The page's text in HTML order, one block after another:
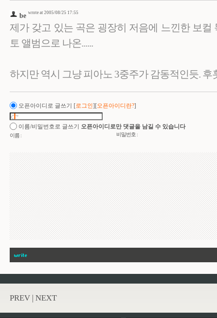
be wrote at 2005/08/25 17:55
제가 갖고 있는 곡은 굉장히 저음에 느낀한 보컬
토 앨범으로 나온......
하지만 역시 그냥 피아노 3중주가 감동적인듯.
오픈아이디로 글쓰기 [로그인][오픈아이디란?]
이름/비밀번호로 글쓰기 오픈아이디로만 댓글을 남길 수 있습니다
이름 : 비밀번호 :
PREV | NEXT